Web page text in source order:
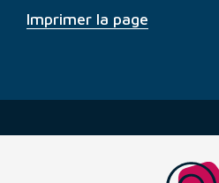
Imprimer la page